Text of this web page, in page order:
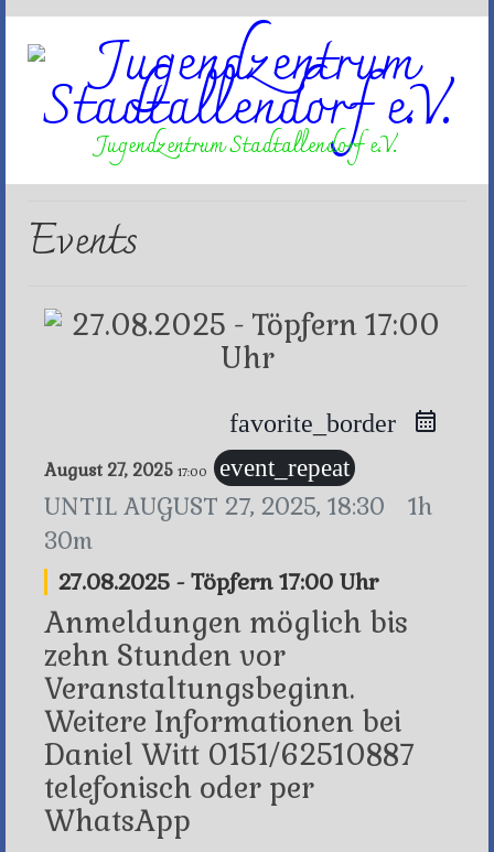
Jugendzentrum Stadtallendorf e.V.
Events
favorite_border
August 27, 2025 17:00 event_repeat
UNTIL AUGUST 27, 2025, 18:30
1h
30m
27.08.2025 - Töpfern 17:00 Uhr
Anmeldungen möglich bis
zehn Stunden vor
Veranstaltungsbeginn.
Weitere Informationen bei
Daniel Witt 0151/62510887
telefonisch oder per
WhatsApp